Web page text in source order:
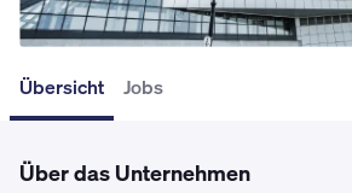
Übersicht Jobs
Über das Unternehmen